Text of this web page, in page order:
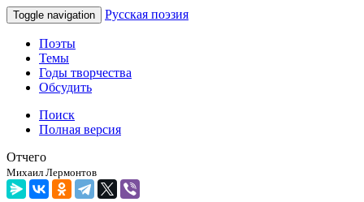
Toggle navigation Русская поэзия
Поэты
Темы
Годы творчества
Обсудить
Поиск
Полная версия
Отчего
Михаил Лермонтов